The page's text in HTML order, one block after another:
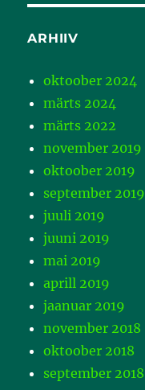
ARHIIV
oktoober 2024
märts 2024
märts 2022
november 2019
oktoober 2019
september 2019
juuli 2019
juuni 2019
mai 2019
aprill 2019
jaanuar 2019
november 2018
oktoober 2018
september 2018